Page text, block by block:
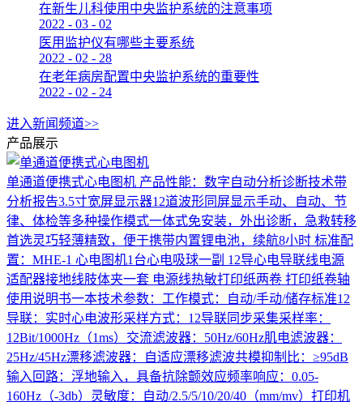
在新生儿科使用中央监护系统的注意事项
2022 - 03 - 02
医用监护仪有哪些主要系统
2022 - 02 - 28
在老年病房配置中央监护系统的重要性
2022 - 02 - 24
进入新闻频道>>
产品展示
单通道便携式心电图机 产品性能：数字自动分析诊断技术带
分析报告3.5寸宽屏显示器12道波形同屏显示手动、自动、节
律、体检等多种操作模式一体式免安装，外出诊断，急救转移
首选灵巧轻薄精致，便于携带内置锂电池，续航8小时 标准配
置：MHE-1 心电图机1台心电吸球一副 12导心电导联线电源
适配器接地线肢体夹一套 电源线热敏打印纸两卷 打印纸卷轴
使用说明书一本技术参数：工作模式：自动/手动/储存标准12
导联：实时心电波形采样方式：12导联同步采集采样率：
12Bit/1000Hz（1ms）交流滤波器：50Hz/60Hz肌电滤波器：
25Hz/45Hz漂移滤波器：自适应漂移滤波共模抑制比：≥95dB
输入回路：浮地输入，具备抗除颤效应频率响应：0.05-
160Hz（-3db）灵敏度：自动/2.5/5/10/20/40（mm/mv）打印机